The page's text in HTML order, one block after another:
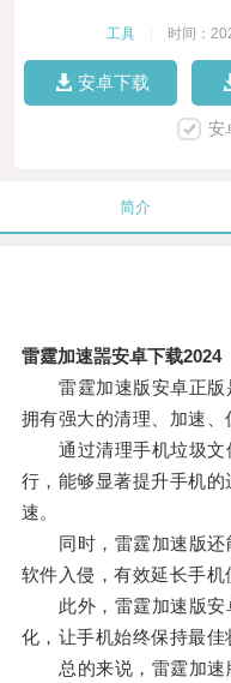
工具 时间：
安卓下载
安
简介
雷霆加速噐安卓下载2024
雷霆加速版安卓正版
拥有强大的清理、加速、
通过清理手机垃圾文
行，能够显著提升手机
速。
同时，雷霆加速版还
软件入侵，有效延长手机
此外，雷霆加速版安
化，让手机始终保持最佳
总的来说，雷霆加速